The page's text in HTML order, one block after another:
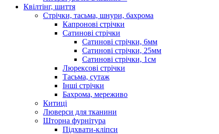
Квілтінг, шиття
Стрічки, тасьма, шнури, бахрома
Капронові стрічки
Сатинові стрічки
Сатинові стрічки, 6мм
Сатинові стрічки, 25мм
Сатинові стрічки, 1см
Люрексові стрічки
Тасьма, сутаж
Інші стрічки
Бахрома, мереживо
Китиці
Люверси для тканини
Шторна фурнітура
Підхвати-кліпси